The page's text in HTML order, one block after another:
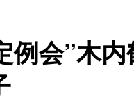
例会”木